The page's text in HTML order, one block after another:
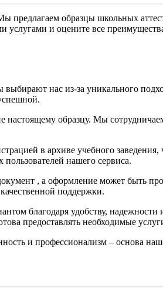
предлагаем образцы школьных
и оцените все
нас из-за уникального
настоящему образцу. Мы
в архиве учебного заведения,
нашего сервиса.
, а оформление может быть
поддержки.
благодаря удобству,
предоставлять необходимые
и профессионализм – основа